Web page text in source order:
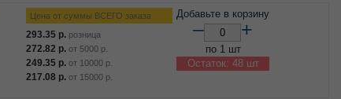
Цена от суммы ВСЕГО заказа
293.35 р. розница
272.82 р. от 5000 р.
249.35 р. от 10000 р.
217.08 р. от 15000 р.
Добавьте в корзину
– +
по 1 шт
Остаток: 48 шт